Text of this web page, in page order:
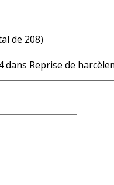
de 208)
dans Reprise de